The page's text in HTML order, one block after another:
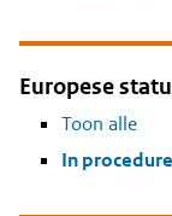
Europese
Toon alle
In procedure